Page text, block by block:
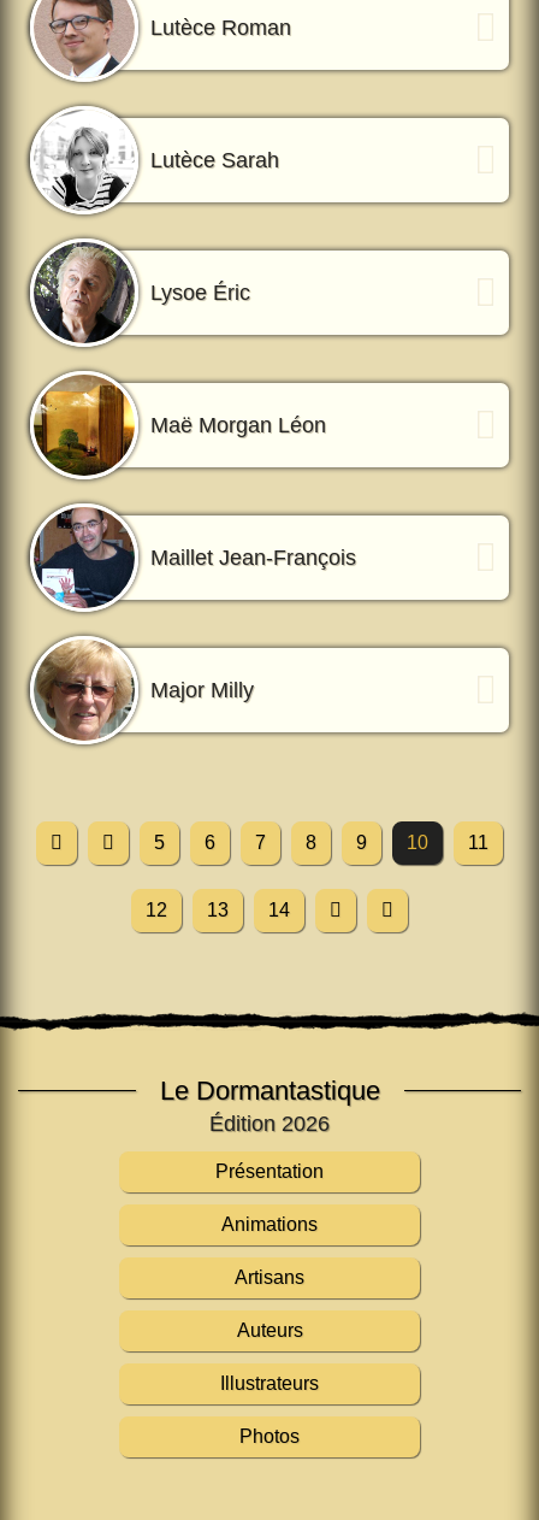
Le Dormantastique
Édition 2026
Présentation
Animations
Artisans
Auteurs
Illustrateurs
Photos
Lutèce Roman
Lutèce Sarah
Lysoe Éric
Maë Morgan Léon
Maillet Jean-François
Major Milly
5 6 7 8 9 10 11
12 13 14